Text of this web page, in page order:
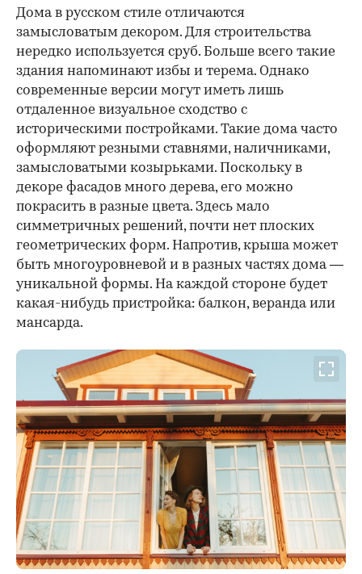
Дома в русском стиле отличаются
замысловатым декором. Для строительства
нередко используется сруб. Больше всего такие
здания напоминают избы и терема. Однако
современные версии могут иметь лишь
отдаленное визуальное сходство с
историческими постройками. Такие дома часто
оформляют резными ставнями, наличниками,
замысловатыми козырьками. Поскольку в
декоре фасадов много дерева, его можно
покрасить в разные цвета. Здесь мало
симметричных решений, почти нет плоских
геометрических форм. Напротив, крыша может
быть многоуровневой и в разных частях дома —
уникальной формы. На каждой стороне будет
какая-нибудь пристройка: балкон, веранда или
мансарда.